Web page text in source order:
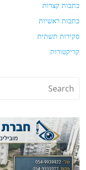
כתבות קצרות
כתבות ראשיות
סקירות תשתית
קריקטורות